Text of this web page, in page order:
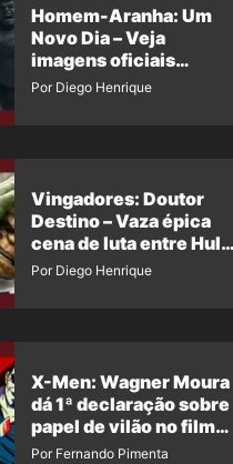
Homem-Aranha: Um
Novo Dia – Veja
imagens oficiais
descartadas do Hulk
Por Diego Henrique
Vingadores: Doutor
Destino – Vaza épica
cena de luta entre Hulk
e o Coisa
Por Diego Henrique
X-Men: Wagner Moura
dá 1ª declaração sobre
papel de vilão no filme
da Marvel
Por Fernando Pimenta